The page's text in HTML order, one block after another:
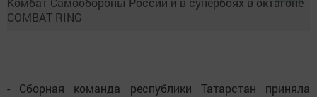
- Сборная команда республики Татарстан приняла